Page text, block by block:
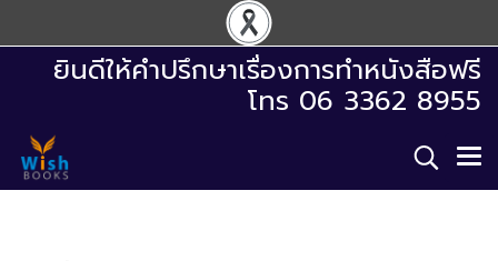
ยินดีให้คำปรึกษาเรื่องการทำหนังสือฟรี
โทร 06 3362 8955